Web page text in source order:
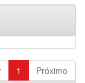
1 Próximo